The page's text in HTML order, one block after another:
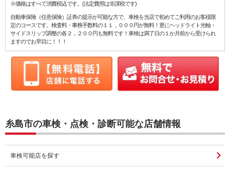
※価格はすべて消費税込です。(法定費用は非課税です)
自動車保険（任意保険）証券の提示が可能な方で、車検を当店で初めてご利用のお客様限
定のコースです。検査料・事務手数料の１１，０００円が無料！更にヘッドライト光軸・
サイドスリップ調整の各２，２００円も無料です！車検は満了日の１か月前から受けられ
ますのでお早目に！！！
糸島市の車検・点検・診断可能な店舗情報
車検可能店を探す